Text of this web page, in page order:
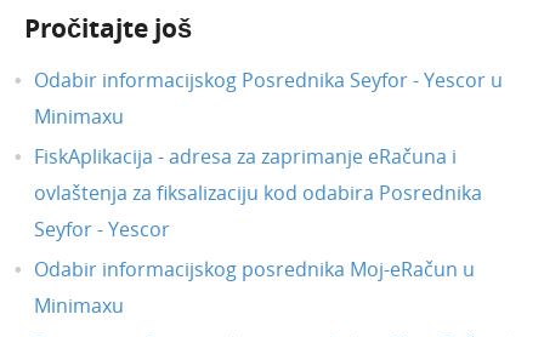
Rujan 2024.
Travanj 2022.
Travanj 2024.
Prosinac 2021.
Pročitajte još
Odabir informacijskog Posrednika Seyfor - Yescor u
Minimaxu
FiskAplikacija - adresa za zaprimanje eRačuna i
ovlaštenja za fiksalizaciju kod odabira Posrednika
Seyfor - Yescor
Odabir informacijskog posrednika Moj-eRačun u
Minimaxu